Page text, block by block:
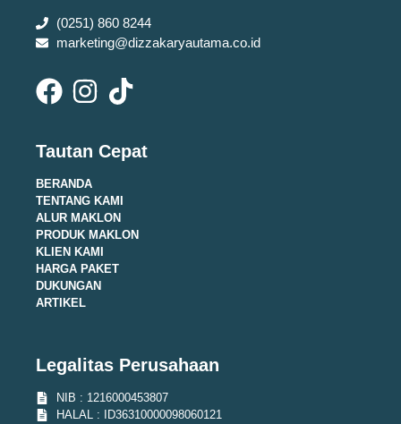
(0251) 860 8244
marketing@dizzakaryautama.co.id
Tautan Cepat
BERANDA
TENTANG KAMI
ALUR MAKLON
PRODUK MAKLON
KLIEN KAMI
HARGA PAKET
DUKUNGAN
ARTIKEL
Legalitas Perusahaan
NIB : 1216000453807
HALAL : ID36310000098060121